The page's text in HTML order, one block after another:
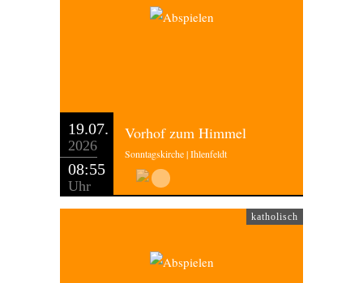
19.07.
2026
08:55
Uhr
Vorhof zum Himmel
Sonntagskirche | Ihlenfeldt
katholisch